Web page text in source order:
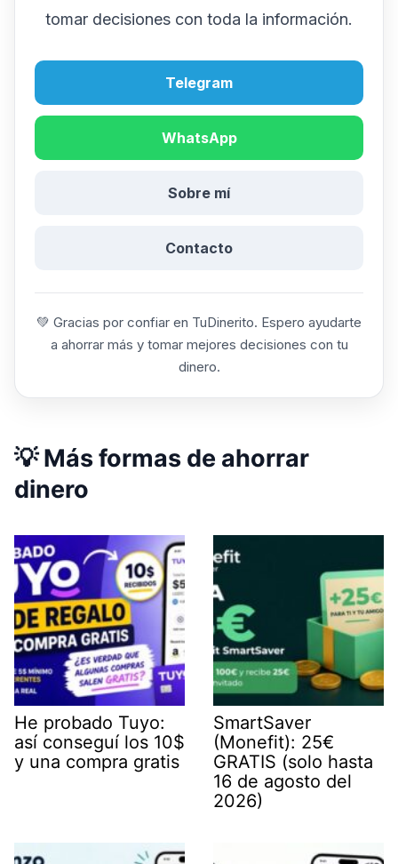
tomar decisiones con toda la información.
Telegram
WhatsApp
Sobre mí
Contacto
💚 Gracias por confiar en TuDinerito. Espero ayudarte
a ahorrar más y tomar mejores decisiones con tu
dinero.
💡 Más formas de ahorrar
dinero
He probado Tuyo:
así conseguí los 10$
y una compra gratis
SmartSaver
(Monefit): 25€
GRATIS (solo hasta
16 de agosto del
2026)